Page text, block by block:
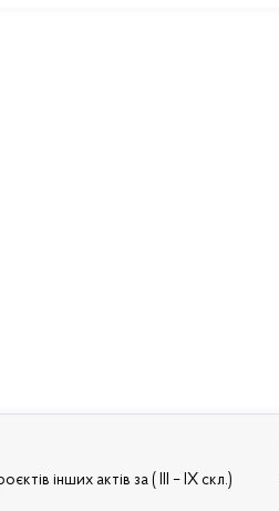
інших актів за ( III – IX скл.)